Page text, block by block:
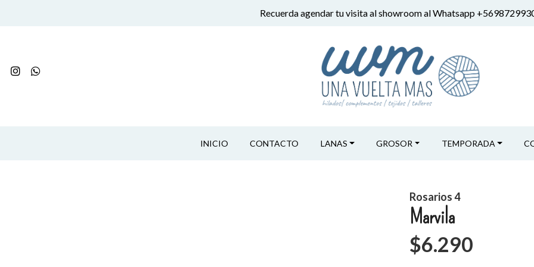
Recuerda agendar tu visita al showroom al Whatsapp
INICIO CONTACTO LANAS GROSOR TEMPORADA
Rosarios 4
Marvila
$6.290